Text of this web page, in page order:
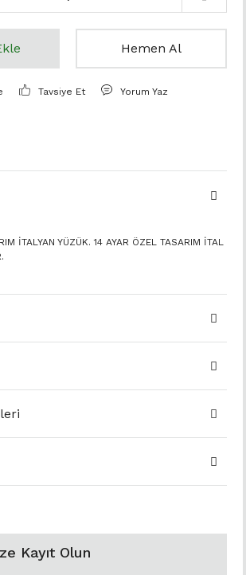
Hemen Al
Tavsiye Et Yorum Yaz
İTALYAN YÜZÜK. 14 AYAR ÖZEL TASARIM İTAL
Kayıt Olun